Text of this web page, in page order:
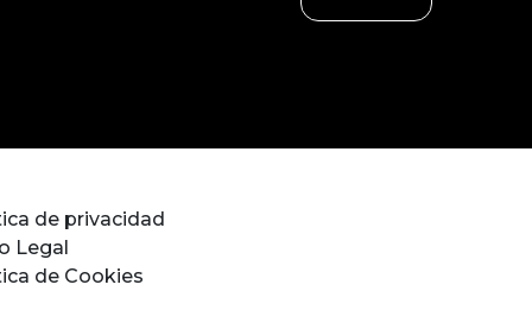
de privacidad
Legal
de Cookies